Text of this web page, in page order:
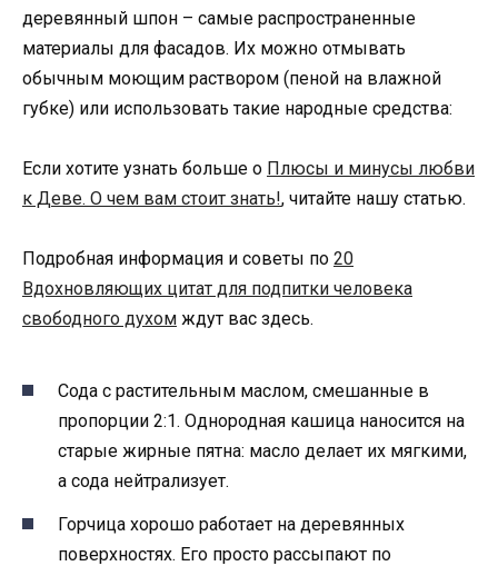
деревянный шпон – самые распространенные
материалы для фасадов. Их можно отмывать
обычным моющим раствором (пеной на влажной
губке) или использовать такие народные средства:
Если хотите узнать больше о Плюсы и минусы любви
к Деве. О чем вам стоит знать!, читайте нашу статью.
Подробная информация и советы по 20
Вдохновляющих цитат для подпитки человека
свободного духом ждут вас здесь.
Сода с растительным маслом, смешанные в
пропорции 2:1. Однородная кашица наносится на
старые жирные пятна: масло делает их мягкими,
а сода нейтрализует.
Горчица хорошо работает на деревянных
поверхностях. Его просто рассыпают по